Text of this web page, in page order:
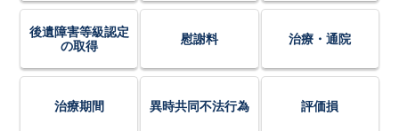
後遺障害等級認定
の取得
慰謝料 治療・通院
治療期間 異時共同不法行為 評価損